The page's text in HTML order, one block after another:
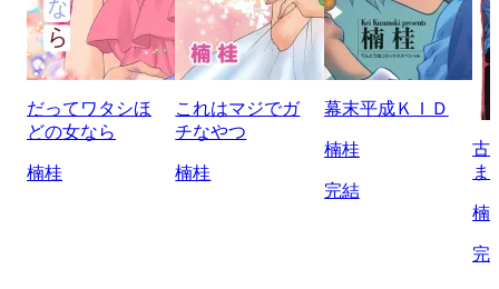
だってワタシほ
どの女なら
楠桂
これはマジでガ
チなやつ
楠桂
幕末平成ＫＩＤ
楠桂
完結
古
ま
楠
完